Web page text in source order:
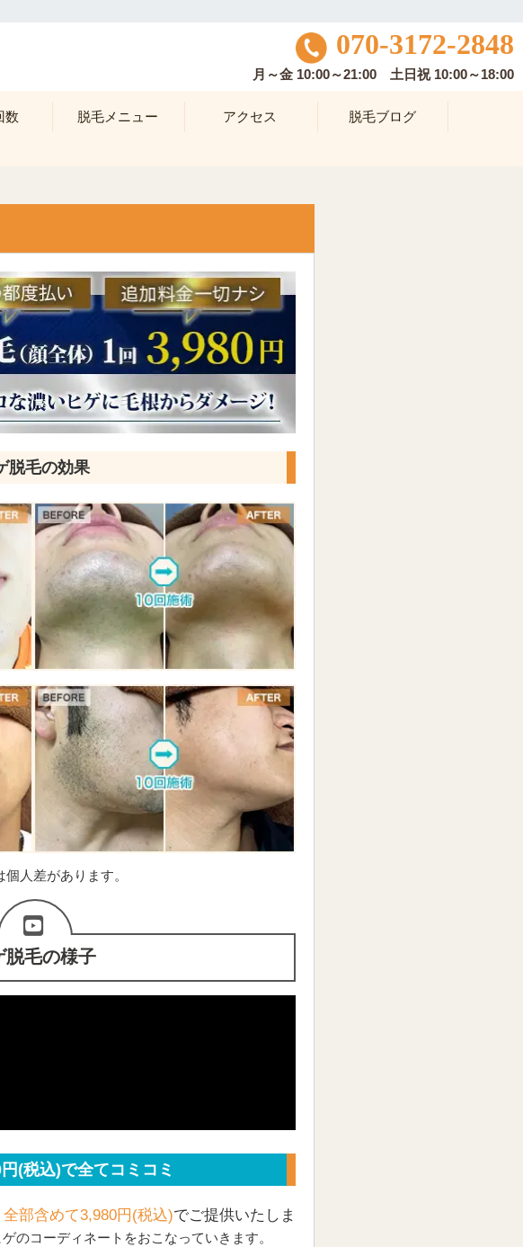
070-3172-2848
月～金 10:00～21:00 土日祝 10:00～18:00
数 脱毛メニュー アクセス 脱毛ブログ
脱毛の効果
人差があります。
脱毛の様子
(税込)で全てコミコミ
全部含めて3,980円(税込)でご提供いたしま
のコーディネートをおこなっていきます。